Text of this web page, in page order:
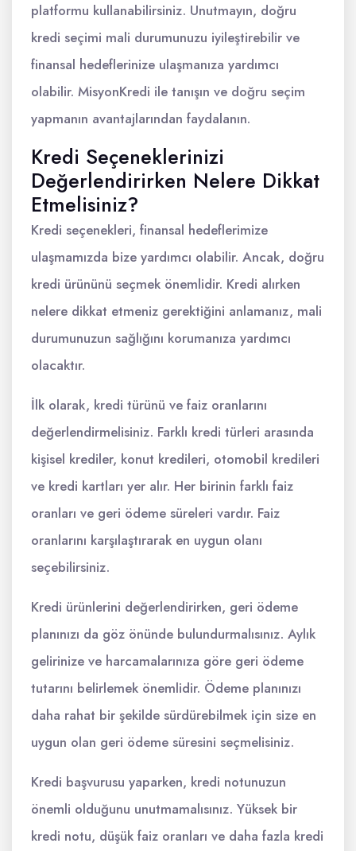
platformu kullanabilirsiniz. Unutmayın, doğru
kredi seçimi mali durumunuzu iyileştirebilir ve
finansal hedeflerinize ulaşmanıza yardımcı
olabilir. MisyonKredi ile tanışın ve doğru seçim
yapmanın avantajlarından faydalanın.
Kredi Seçeneklerinizi
Değerlendirirken Nelere Dikkat
Etmelisiniz?
Kredi seçenekleri, finansal hedeflerimize
ulaşmamızda bize yardımcı olabilir. Ancak, doğru
kredi ürününü seçmek önemlidir. Kredi alırken
nelere dikkat etmeniz gerektiğini anlamanız, mali
durumunuzun sağlığını korumanıza yardımcı
olacaktır.
İlk olarak, kredi türünü ve faiz oranlarını
değerlendirmelisiniz. Farklı kredi türleri arasında
kişisel krediler, konut kredileri, otomobil kredileri
ve kredi kartları yer alır. Her birinin farklı faiz
oranları ve geri ödeme süreleri vardır. Faiz
oranlarını karşılaştırarak en uygun olanı
seçebilirsiniz.
Kredi ürünlerini değerlendirirken, geri ödeme
planınızı da göz önünde bulundurmalısınız. Aylık
gelirinize ve harcamalarınıza göre geri ödeme
tutarını belirlemek önemlidir. Ödeme planınızı
daha rahat bir şekilde sürdürebilmek için size en
uygun olan geri ödeme süresini seçmelisiniz.
Kredi başvurusu yaparken, kredi notunuzun
önemli olduğunu unutmamalısınız. Yüksek bir
kredi notu, düşük faiz oranları ve daha fazla kredi